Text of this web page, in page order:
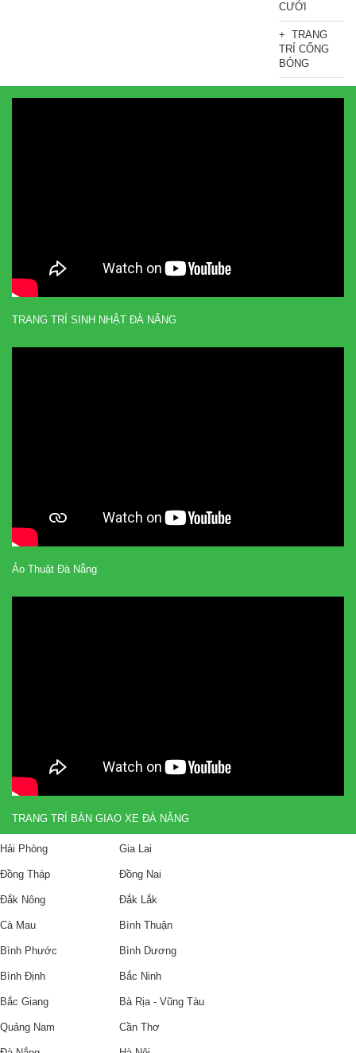
CƯỚI
TRANG
TRÍ CỔNG
BÓNG
TRANG TRÍ SINH NHẬT ĐÀ NẴNG
Ảo Thuật Đà Nẵng
TRANG TRÍ BÀN GIAO XE ĐÀ NẴNG
Hải Phòng Gia Lai
Đồng Tháp Đồng Nai
Đắk Nông Đắk Lắk
Cà Mau Bình Thuận
Bình Phước Bình Dương
Bình Định Bắc Ninh
Bắc Giang Bà Rịa - Vũng Tàu
Quảng Nam Cần Thơ